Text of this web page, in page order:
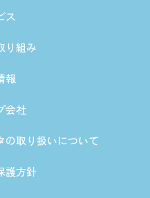
ス
り組み
報
会社
の取り扱いについて
護方針